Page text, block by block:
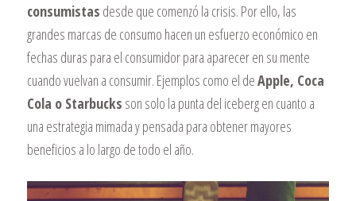
consumistas desde que comenzó la crisis. Por ello, las
grandes marcas de consumo hacen un esfuerzo económico en
fechas duras para el consumidor para aparecer en su mente
cuando vuelvan a consumir. Ejemplos como el deApple, Coca
Cola o Starbucks son solo la punta del iceberg en cuanto a
una estrategia mimada y pensada para obtener mayores
beneficios a lo largo de todo el año.